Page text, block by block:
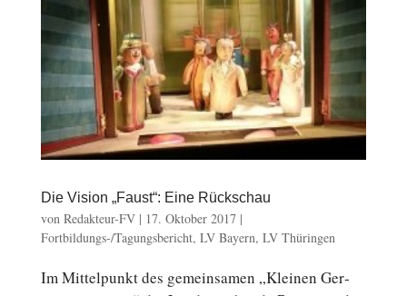
Die Vision „Faust“: Eine Rückschau
von Redakteur-FV| 17. Oktober 2017|
Fortbildungs-/Tagungsbericht, LV Bayern, LV Thüringen
Im Mit­tel­punkt des ge­mein­sa­men „Kleinen Ger­